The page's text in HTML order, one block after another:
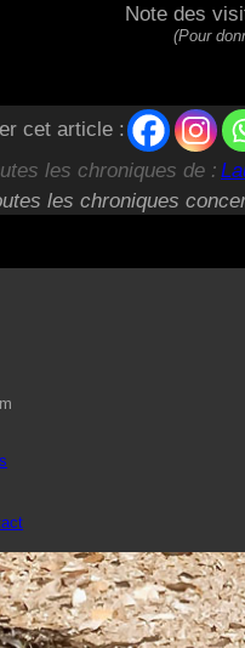
Note des
(Pour
cet article :
les chroniques de :
les chroniques